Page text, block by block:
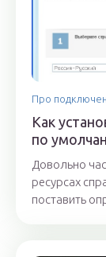
Про
Как
по
Довольно
ресурсах
поставить